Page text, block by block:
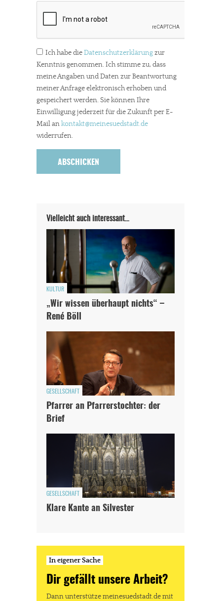
Ich habe dieDatenschutzerklärungzur
Kenntnis genommen. Ich stimme zu, dass
meine Angaben und Daten zur Beantwortung
meiner Anfrage elektronisch erhoben und
gespeichert werden. Sie können Ihre
Einwilligung jederzeit für die Zukunft per E-
Mail ankontakt@meinesuedstadt.de
widerrufen.
Vielleicht auch interessant…
KULTUR
„Wir wissen überhaupt nichts“ –
René Böll
GESELLSCHAFT
Pfarrer an Pfarrerstochter: der
Brief
GESELLSCHAFT
Klare Kante an Silvester
In eigener Sache
Dir gefällt unsere Arbeit?
Dann unterstütze meinesuedstadt.de mit